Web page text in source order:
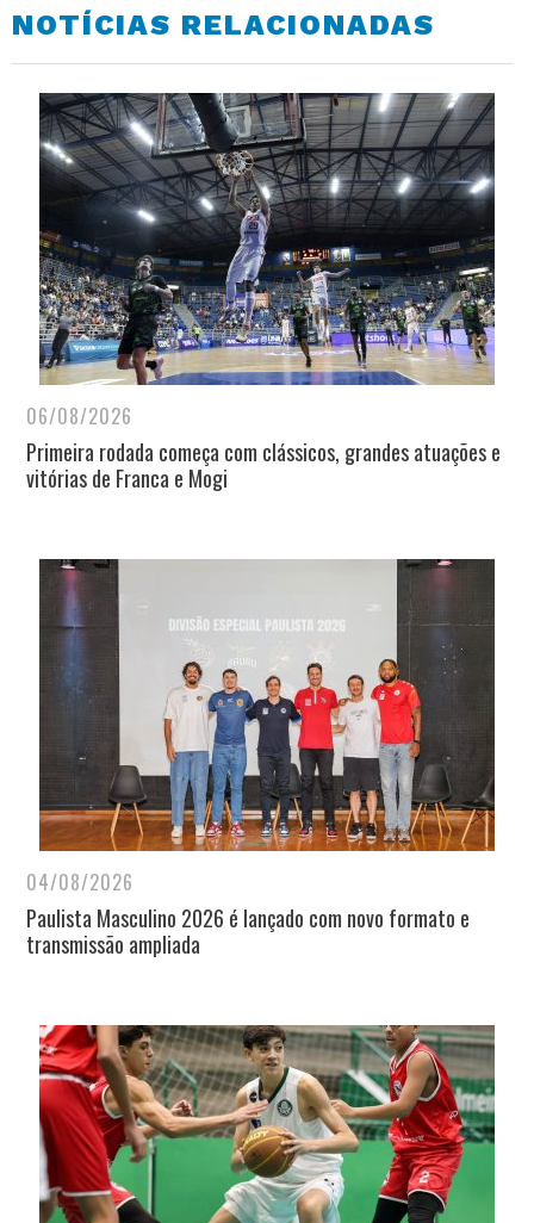
NOTÍCIAS RELACIONADAS
06/08/2026
Primeira rodada começa com clássicos, grandes atuações e
vitórias de Franca e Mogi
04/08/2026
Paulista Masculino 2026 é lançado com novo formato e
transmissão ampliada